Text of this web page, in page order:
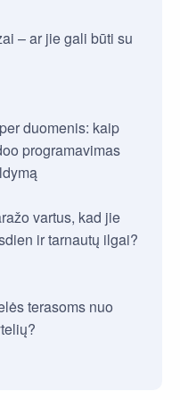
– ar jie gali būti su
duomenis: kaip
programavimas
vartus, kad jie
ir tarnautų ilgai?
terasoms nuo